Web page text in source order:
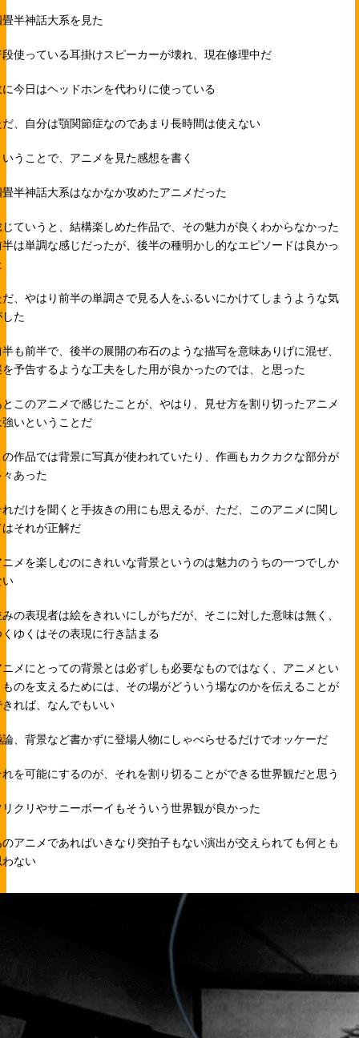
畳半神話大系を見た
段使っている耳掛けスピーカーが壊れ、現在修理中だ
に今日はヘッドホンを代わりに使っている
だ、自分は顎関節症なのであまり長時間は使えない
いうことで、アニメを見た感想を書く
畳半神話大系はなかなか攻めたアニメだった
じていうと、結構楽しめた作品で、その魅力が良くわからなかった
半は単調な感じだったが、後半の種明かし的なエピソードは良かっ
だ、やはり前半の単調さで見る人をふるいにかけてしまうような気
した
半も前半で、後半の展開の布石のような描写を意味ありげに混ぜ、
を予告するような工夫をした用が良かったのでは、と思った
とこのアニメで感じたことが、やはり、見せ方を割り切ったアニメ
強いということだ
の作品では背景に写真が使われていたり、作画もカクカクな部分が
々あった
れだけを聞くと手抜きの用にも思えるが、ただ、このアニメに関し
はそれが正解だ
ニメを楽しむのにきれいな背景というのは魅力のうちの一つでしか
い
みの表現者は絵をきれいにしがちだが、そこに対した意味は無く、
くゆくはその表現に行き詰まる
ニメにとっての背景とは必ずしも必要なものではなく、アニメとい
ものを支えるためには、その場がどういう場なのかを伝えることが
きれば、なんでもいい
論、背景など書かずに登場人物にしゃべらせるだけでオッケーだ
れを可能にするのが、それを割り切ることができる世界観だと思う
リクリやサニーボーイもそういう世界観が良かった
のアニメであればいきなり突拍子もない演出が交えられても何とも
わない